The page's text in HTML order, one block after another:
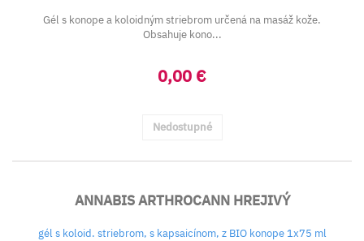
Gél s konope a koloidným striebrom určená na masáž kože.
Obsahuje kono...
0,00 €
Nedostupné
ANNABIS ARTHROCANN HREJIVÝ
gél s koloid. striebrom, s kapsaicínom, z BIO konope 1x75 ml